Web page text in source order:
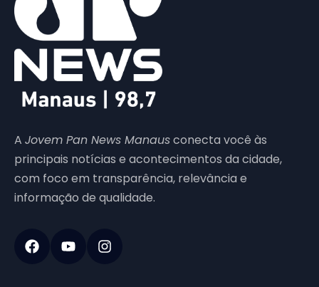
A Jovem Pan News Manausconecta você às
principais notícias e acontecimentos da cidade,
com foco em transparência, relevância e
informação de qualidade.